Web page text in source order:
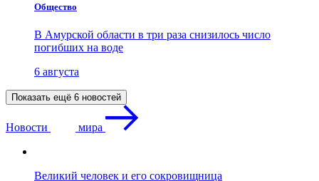
Общество
В Амурской области в три раза снизилось число
погибших на воде
6 августа
Показать ещё 6 новостей
Новости мира
Великий человек и его сокровищница